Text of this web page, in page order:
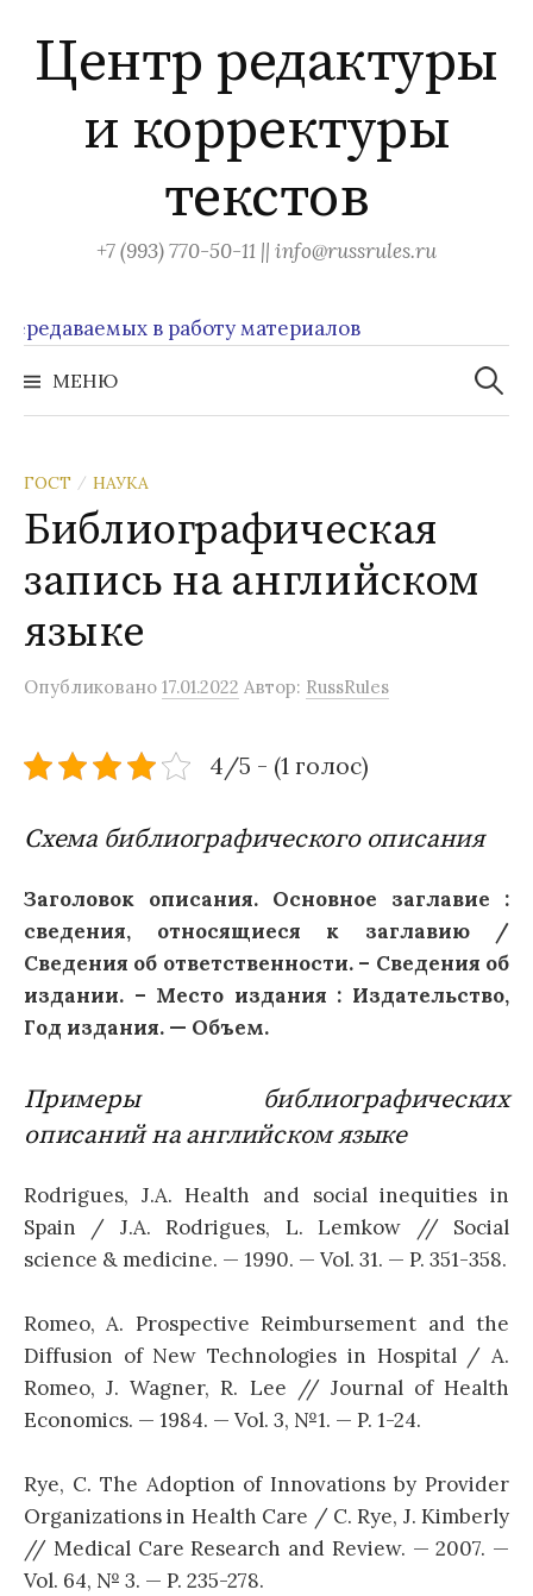
содержимому
Центр редактуры
и корректуры
текстов
+7 (993) 770-50-11 || info@russrules.ru
в работу материалов
МЕНЮ
Найти:
ГОСТ / НАУКА
Библиографическая
запись на английском
языке
Опубликовано 17.01.2022 Автор: RussRules
4/5 - (1 голос)
Схема библиографического описания
Заголовок описания. Основное заглавие :
сведения, относящиеся к заглавию /
Сведения об ответственности. – Сведения об
издании. – Место издания : Издательство,
Год издания. — Объем.
Примеры библиографических
описаний на английском языке
Rodrigues, J.A. Health and social inequities in
Spain / J.A. Rodrigues, L. Lemkow // Social
science & medicine. — 1990. — Vol. 31. — P. 351-358.
Romeo, A. Prospective Reimbursement and the
Diffusion of New Technologies in Hospital / A.
Romeo, J. Wagner, R. Lee // Journal of Health
Economics. — 1984. — Vol. 3, №1. — P. 1-24.
Rye, C. The Adoption of Innovations by Provider
Organizations in Health Care / C. Rye, J. Kimberly
// Medical Care Research and Review. — 2007. —
Vol. 64, № 3. — P. 235-278.